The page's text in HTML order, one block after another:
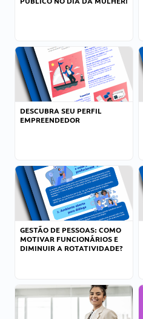
DESCUBRA SEU PERFIL
EMPREENDEDOR
GESTÃO DE PESSOAS: COMO
MOTIVAR FUNCIONÁRIOS E
DIMINUIR A ROTATIVIDADE?